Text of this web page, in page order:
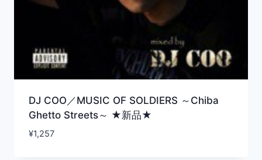
DJ COO／MUSIC OF SOLDIERS ～Chiba
Ghetto Streets～ ★新品★
¥1,257